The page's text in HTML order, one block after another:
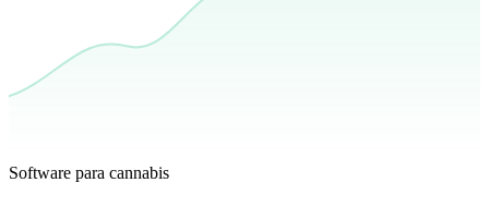
Software para cannabis